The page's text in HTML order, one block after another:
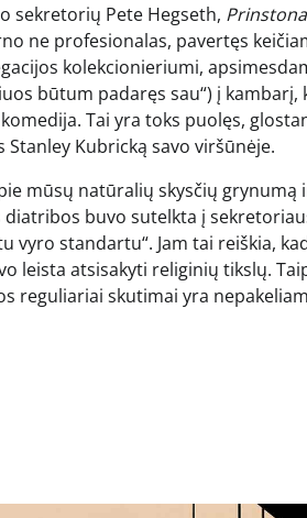
sekretorių Pete Hegseth,
ne profesionalas, pavertęs
kolekcionieriumi,
būtum padaręs sau“) į
Tai yra toks puolęs,
Kubricką savo viršūnėje.
mūsų natūralių skysčių grynumą
buvo sutelkta į
vyro standartu“. Jam tai reiškia,
leista atsisakyti religinių tikslų.
reguliariai skutimai yra